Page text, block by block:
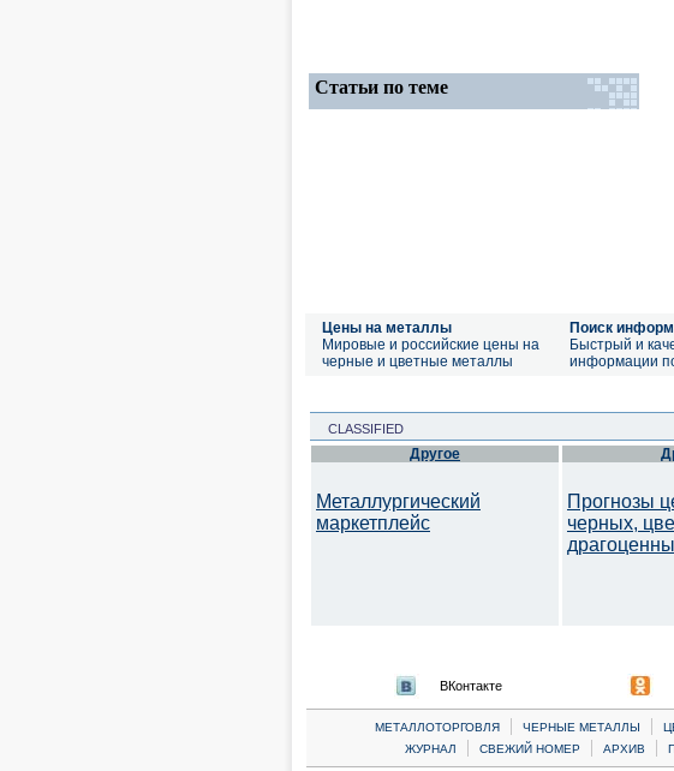
Статьи по теме
Цены на металлы
Мировые и российские цены на
черные и цветные металлы
Поиск
Быстрый и
информации
CLASSIFIED
Другое
Металлургический
маркетплейс
Прогнозы
черных,
ВКонтакте
МЕТАЛЛОТОРГОВЛЯ | ЧЕРНЫЕ МЕТАЛЛЫ |
ЖУРНАЛ
| СВЕЖИЙ НОМЕР | АРХИВ |